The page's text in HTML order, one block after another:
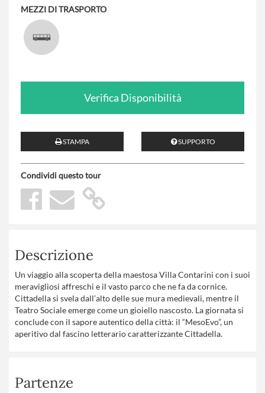
MEZZI DI TRASPORTO
Verifica Disponibilità
STAMPA SUPPORTO
Condividi questo tour
Descrizione
Un viaggio alla scoperta della maestosa Villa Contarini con i suoi
meravigliosi affreschi e il vasto parco che ne fa da cornice.
Cittadella si svela dall’alto delle sue mura medievali, mentre il
Teatro Sociale emerge come un gioiello nascosto. La giornata si
conclude con il sapore autentico della città: il “MesoEvo”, un
aperitivo dal fascino letterario caratterizzante Cittadella.
Partenze